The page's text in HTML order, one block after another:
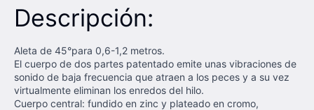
Descripción:
Aleta de 45°para 0,6-1,2 metros.
El cuerpo de dos partes patentado emite unas vibraciones de
sonido de baja frecuencia que atraen a los peces y a su vez
virtualmente eliminan los enredos del hilo.
Cuerpo central: fundido en zinc y plateado en cromo,